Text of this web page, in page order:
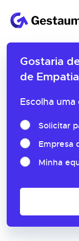
Gostaria
de
Escolha
Solicitar
Empresa
Minha